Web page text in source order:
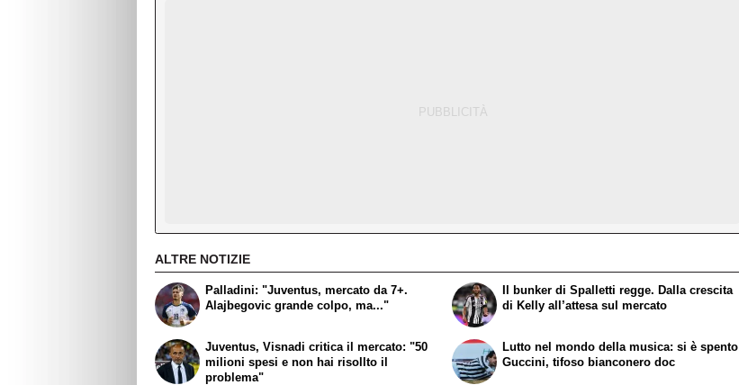
ALTRE NOTIZIE
Palladini: "Juventus, mercato da 7+.
Alajbegovic grande colpo, ma..."
Juventus, Visnadi critica il mercato: "50
milioni spesi e non hai risollto il
problema"
Il bunker di Spalletti regge. Dalla crescita
di Kelly all’attesa sul mercato
Lutto nel mondo della musica: si è spento
Guccini, tifoso bianconero doc